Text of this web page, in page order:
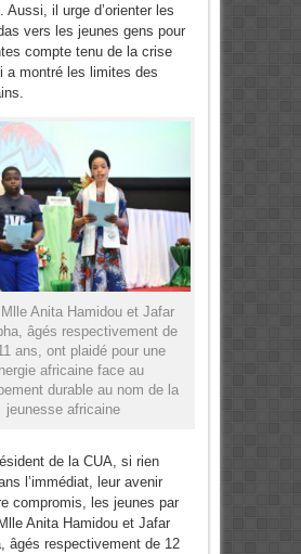
Aussi, il urge d’orienter les
vers les jeunes gens pour
compte tenu de la crise
a montré les limites des
Anita Hamidou et Jafar
âgés respectivement de
ans, ont plaidé pour une
africaine face au
durable au nom de la
jeunesse africaine
de la CUA, si rien
l’immédiat, leur avenir
compromis, les jeunes par
Anita Hamidou et Jafar
âgés respectivement de 12